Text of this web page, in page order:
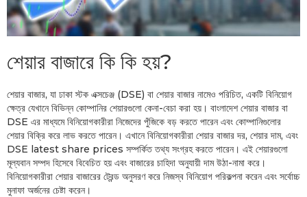
শেয়ার বাজারে কি কি হয়?
শেয়ার বাজার, যা ঢাকা স্টক এক্সচেঞ্জ (DSE) বা শেয়ার বাজার নামেও পরিচিত, একটি বিনিয়োগ
ক্ষেত্র যেখানে বিভিন্ন কোম্পানির শেয়ারগুলো কেনা-বেচা করা হয়। বাংলাদেশ শেয়ার বাজার বা
DSE এর মাধ্যমে বিনিয়োগকারীরা নিজেদের পুঁজিকে বড় করতে পারেন এবং কোম্পানিগুলোর
শেয়ার বিক্রি করে লাভ করতে পারেন। এখানে বিনিয়োগকারীরা শেয়ার বাজার দর, শেয়ার দাম, এবং
DSE latest share prices সম্পর্কিত তথ্য সংগ্রহ করতে পারেন। এই শেয়ারগুলো
মূল্যবান সম্পদ হিসেবে বিবেচিত হয় এবং বাজারের চাহিদা অনুযায়ী দাম উঠা-নামা করে।
বিনিয়োগকারীরা শেয়ার বাজারের ট্রেন্ড অনুসরণ করে নিজস্ব বিনিয়োগ পরিকল্পনা করেন এবং সর্বোচ্চ
মুনাফা অর্জনের চেষ্টা করেন।